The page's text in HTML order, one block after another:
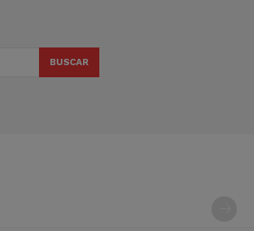
BUSCAR